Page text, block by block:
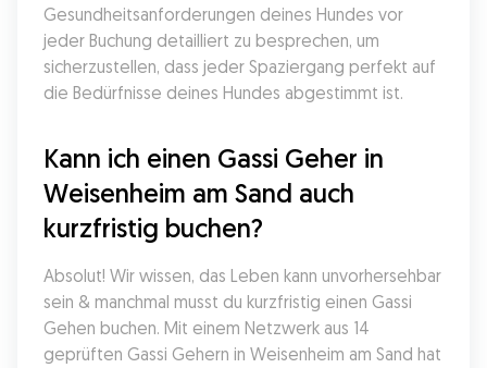
Gesundheitsanforderungen deines Hundes vor
jeder Buchung detailliert zu besprechen, um
sicherzustellen, dass jeder Spaziergang perfekt auf
die Bedürfnisse deines Hundes abgestimmt ist.
Kann ich einen Gassi Geher in
Weisenheim am Sand auch
kurzfristig buchen?
Absolut! Wir wissen, das Leben kann unvorhersehbar
sein & manchmal musst du kurzfristig einen Gassi
Gehen buchen. Mit einem Netzwerk aus 14
geprüften Gassi Gehern in Weisenheim am Sand hat